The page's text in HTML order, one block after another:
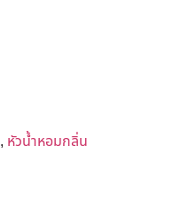
, หัวน้ำหอมกลิ่น